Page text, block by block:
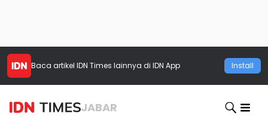
Baca artikel IDN Times lainnya di IDN App Install
JABAR